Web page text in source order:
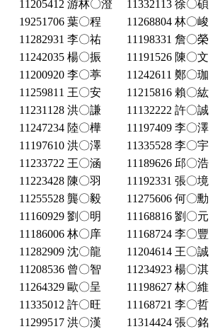
11205412 游林〇澄 11332113 徐〇碩
19251706 葉〇程
11268804 林〇峻
11282931 李〇祐
11198331 詹〇榮
11242035 楊〇振
11191526 陳〇文
11200920 李〇葶
11242611 鄭〇珈
11259811 王〇安
11215816 賴〇紘
11231128 洪〇謙
11132222 許〇誠
11247234 陸〇樺
11197409 李〇澤
11197610 洪〇澤
11335528 李〇宇
11233722 王〇涵
11189626 邱〇浩
11223428 陳〇羽
11192331 張〇境
11255528 龔〇毅
11275606 何〇勳
11160929 劉〇明
11168816 劉〇元
11186006 林〇庠
11168724 李〇豐
11282909 沈〇龍
11204614 王〇誠
11208536 曾〇智
11234923 楊〇淇
11264329 歐〇呈
11198627 林〇維
11335012 許〇旺
11168721 李〇哲
11299517 洪〇漢
11314424 張〇銘